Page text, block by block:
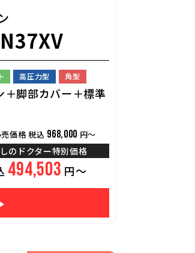
高圧力型 角型
＋脚部カバー＋標準
価格 税込 968,000 円～
のドクター特別価格
494,503 円～